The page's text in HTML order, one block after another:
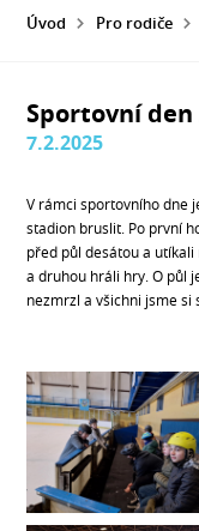
Úvod Pro rodiče
Sportovní
7.2.2025
V rámci sportovního dne
stadion bruslit. Po první
před půl desátou a
a druhou hráli hry. O půl
nezmrzl a všichni jsme si